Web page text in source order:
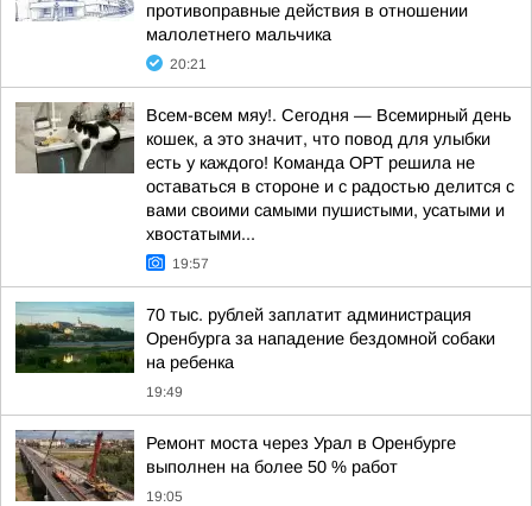
противоправные действия в отношении
малолетнего мальчика
20:21
Всем-всем мяу!. Сегодня — Всемирный день
кошек, а это значит, что повод для улыбки
есть у каждого! Команда ОРТ решила не
оставаться в стороне и с радостью делится с
вами своими самыми пушистыми, усатыми и
хвостатыми...
19:57
70 тыс. рублей заплатит администрация
Оренбурга за нападение бездомной собаки
на ребенка
19:49
Ремонт моста через Урал в Оренбурге
выполнен на более 50 % работ
19:05